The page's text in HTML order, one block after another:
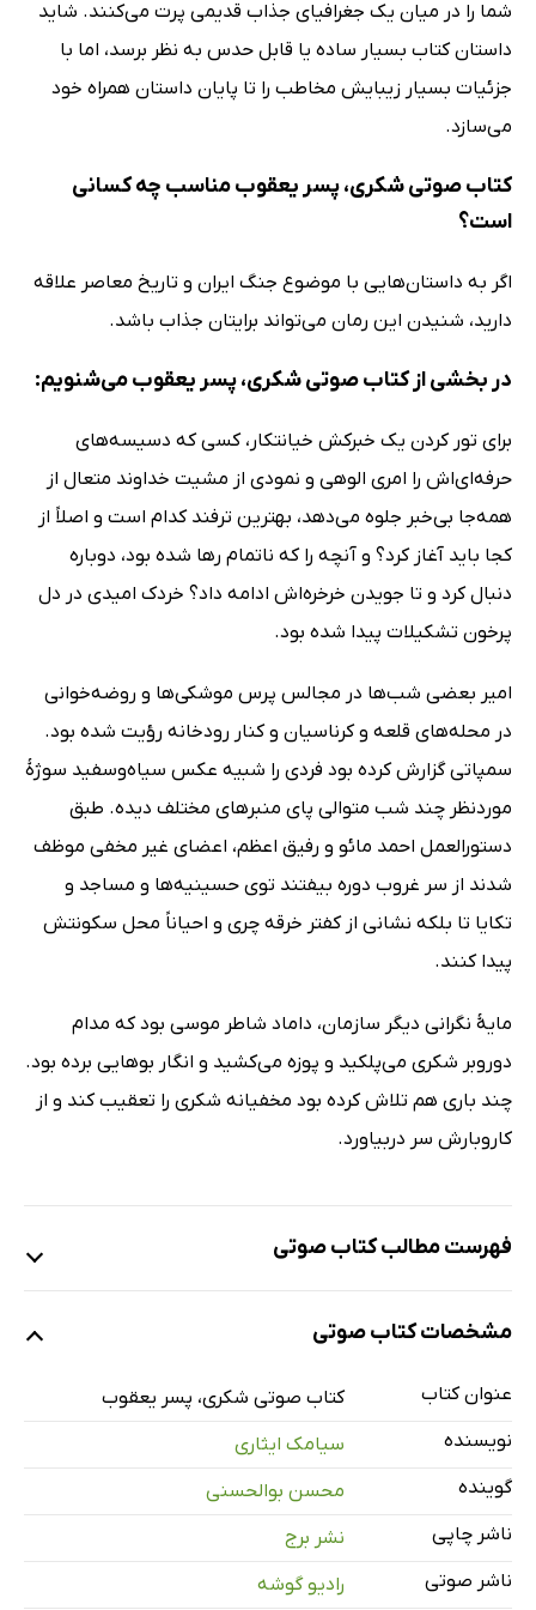
شما را در میان یک جغرافیای جذاب قدیمی پرت می‌کنند. شاید
داستان کتاب بسیار ساده یا قابل حدس به نظر برسد، اما با
جزئیات بسیار زیبایش مخاطب را تا پایان داستان همراه خود
می‌سازد.
کتاب صوتی شکری، پسر یعقوب مناسب چه کسانی
است؟
اگر به داستان‌هایی با موضوع جنگ ایران و تاریخ معاصر علاقه
دارید، شنیدن این رمان می‌تواند برایتان جذاب باشد.
در بخشی از کتاب صوتی شکری، پسر یعقوب می‌شنویم:
برای تور کردن یک خبرکش خیانتکار، کسی که دسیسه‌های
حرفه‌ای‌اش را امری الوهی و نمودی از مشیت خداوند متعال از
همه‌جا بی‌خبر جلوه می‌دهد، بهترین ترفند کدام است و اصلاً از
کجا باید آغاز کرد؟ و آنچه را که ناتمام رها شده بود، دوباره
دنبال کرد و تا جویدن خرخره‌اش ادامه داد؟ خردک امیدی در دل
پرخون تشکیلات پیدا شده بود.
امیر بعضی شب‌ها در مجالس پرس موشکی‌ها و روضه‌خوانی
در محله‌های قلعه و کرناسیان و کنار رودخانه رؤیت شده بود.
سمپاتی گزارش کرده بود فردی را شبیه عکس سیاه‌وسفید سوژهٔ
موردنظر چند شب متوالی پای منبرهای مختلف دیده. طبق
دستورالعمل احمد مائو و رفیق اعظم، اعضای غیر مخفی موظف
شدند از سر غروب دوره بیفتند توی حسینیه‌ها و مساجد و
تکایا تا بلکه نشانی از کفتر خرقه چری و احیاناً محل سکونتش
پیدا کنند.
مایهٔ نگرانی دیگر سازمان، داماد شاطر موسی بود که مدام
دوروبر شکری می‌پلکید و پوزه می‌کشید و انگار بوهایی برده بود.
چند باری هم تلاش کرده بود مخفیانه شکری را تعقیب کند و از
کاروبارش سر دربیاورد.
فهرست مطالب کتاب صوتی
نمونه
معرفی
فصل اول: سوزن، جولدوز، سنگ نمک
فصل دوم: مرغ از قفس پرید
فصل سوم: آسیاب‌های آبی
فصل چهارم: سن و سال بنده هفتاد است و شغلم روضه‌خوان
مشخصات کتاب صوتی
عنوان کتاب
کتاب صوتی شکری، پسر یعقوب
نویسنده
سیامک ایثاری
گوینده
محسن بوالحسنی
ناشر چاپی
نشر برج
ناشر صوتی
رادیو گوشه